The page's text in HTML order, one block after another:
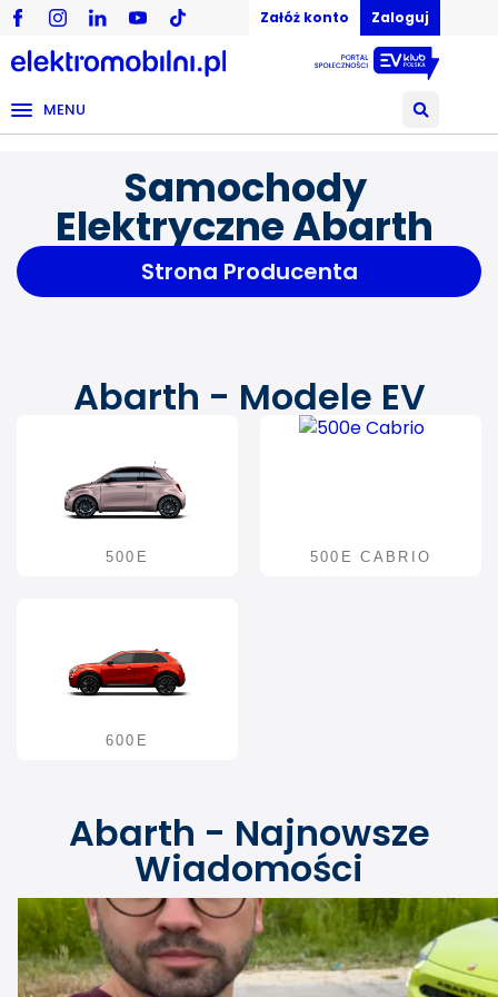
Załóż konto Zaloguj
MENU
Samochody
Elektryczne Abarth
Strona Producenta
Abarth - Modele EV
500E 500E CABRIO
600E
Abarth - Najnowsze
Wiadomości